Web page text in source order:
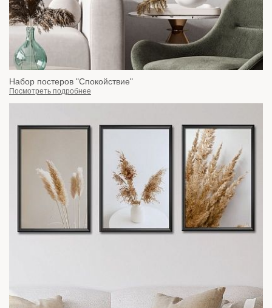
Набор постеров "Спокойствие"
Посмотреть подробнее